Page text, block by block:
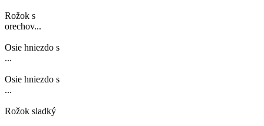
Rožok s
orechov...
Osie hniezdo s
...
Osie hniezdo s
...
Rožok sladký